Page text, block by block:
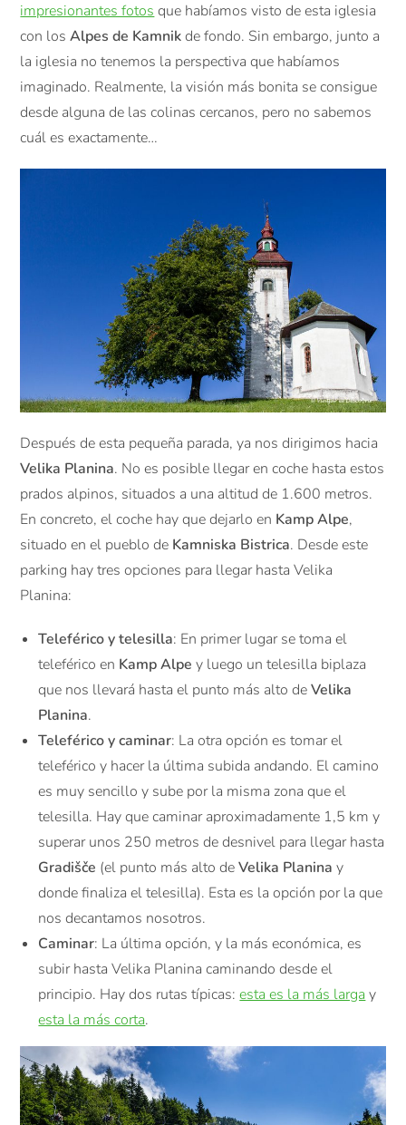
impresionantes fotos que habíamos visto de esta iglesia
con losAlpes de Kamnikde fondo. Sin embargo, junto a
la iglesia no tenemos la perspectiva que habíamos
imaginado. Realmente, la visión más bonita se consigue
desde alguna de las colinas cercanos, pero no sabemos
cuál es exactamente…
Después de esta pequeña parada, ya nos dirigimos hacia
Velika Planina. No es posible llegar en coche hasta estos
prados alpinos, situados a una altitud de 1.600 metros.
En concreto, el coche hay que dejarlo en Kamp Alpe,
situado en el pueblo de Kamniska Bistrica. Desde este
parking hay tres opciones para llegar hasta Velika
Planina:
Teleférico y telesilla: En primer lugar se toma el
teleférico en Kamp Alpe y luego un telesilla biplaza
que nos llevará hasta el punto más alto deVelika
Planina.
Teleférico y caminar: La otra opción es tomar el
teleférico y hacer la última subida andando. El camino
es muy sencillo y sube por la misma zona que el
telesilla. Hay que caminar aproximadamente 1,5 km y
superar unos 250 metros de desnivel para llegar hasta
Gradišče (el punto más alto deVelika Planina y
donde finaliza el telesilla). Esta es la opción por la que
nos decantamos nosotros.
Caminar: La última opción, y la más económica, es
subir hasta Velika Planina caminando desde el
principio. Hay dos rutas típicas:esta es la más larga y
esta la más corta.